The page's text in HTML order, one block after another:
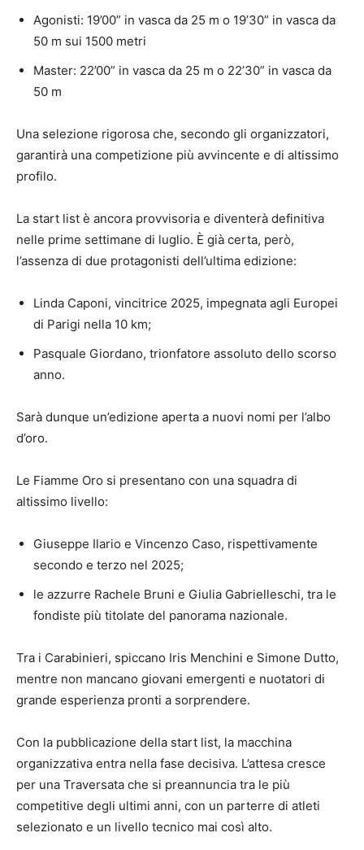
Agonisti: 19’00” in vasca da 25 m o 19’30” in vasca da
50 m sui 1500 metri
Master: 22’00” in vasca da 25 m o 22’30” in vasca da
50 m
Una selezione rigorosa che, secondo gli organizzatori,
garantirà una competizione più avvincente e di altissimo
profilo.
La start list è ancora provvisoria e diventerà definitiva
nelle prime settimane di luglio. È già certa, però,
l’assenza di due protagonisti dell’ultima edizione:
Linda Caponi, vincitrice 2025, impegnata agli Europei
di Parigi nella 10 km;
Pasquale Giordano, trionfatore assoluto dello scorso
anno.
Sarà dunque un’edizione aperta a nuovi nomi per l’albo
d’oro.
Le Fiamme Oro si presentano con una squadra di
altissimo livello:
Giuseppe Ilario e Vincenzo Caso, rispettivamente
secondo e terzo nel 2025;
le azzurre Rachele Bruni e Giulia Gabrielleschi, tra le
fondiste più titolate del panorama nazionale.
Tra i Carabinieri, spiccano Iris Menchini e Simone Dutto,
mentre non mancano giovani emergenti e nuotatori di
grande esperienza pronti a sorprendere.
Con la pubblicazione della start list, la macchina
organizzativa entra nella fase decisiva. L’attesa cresce
per una Traversata che si preannuncia tra le più
competitive degli ultimi anni, con un parterre di atleti
selezionato e un livello tecnico mai così alto.